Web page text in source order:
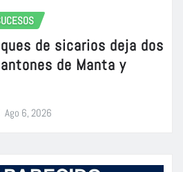
de sicarios deja dos
de Manta y
Ago 6, 2026